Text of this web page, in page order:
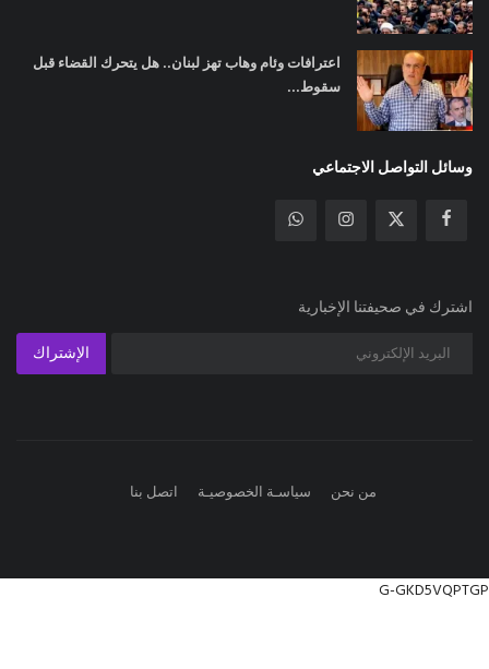
اعترافات وئام وهاب تهز لبنان.. هل يتحرك القضاء قبل
سقوط...
وسائل التواصل الاجتماعي
اشترك في صحيفتنا الإخبارية
الإشتراك
من نحن سياسـة الخصوصيـة اتصل بنا
G-GKD5VQPTGP